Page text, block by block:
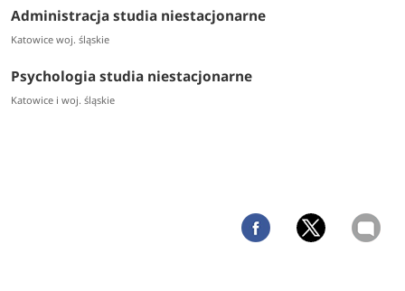
Administracja studia niestacjonarne
Katowice woj. śląskie
Psychologia studia niestacjonarne
Katowice i woj. śląskie